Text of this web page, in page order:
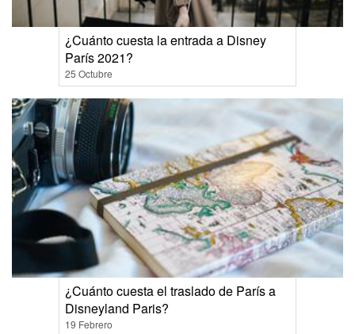
¿Cuánto cuesta la entrada a Disney
París 2021?
25 Octubre
¿Cuánto cuesta el traslado de París a
Disneyland Paris?
19 Febrero